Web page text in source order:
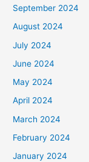
September 2024
August 2024
July 2024
June 2024
May 2024
April 2024
March 2024
February 2024
January 2024